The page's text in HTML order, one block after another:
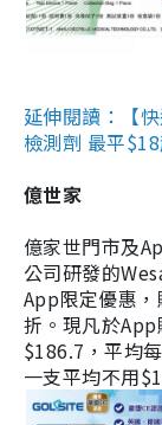
延伸閱讀：【
檢測劑 最平
億世家
億家世門市及
公司研發的
App限定優惠
折。現凡於
$186.7，平均
一支平均不用